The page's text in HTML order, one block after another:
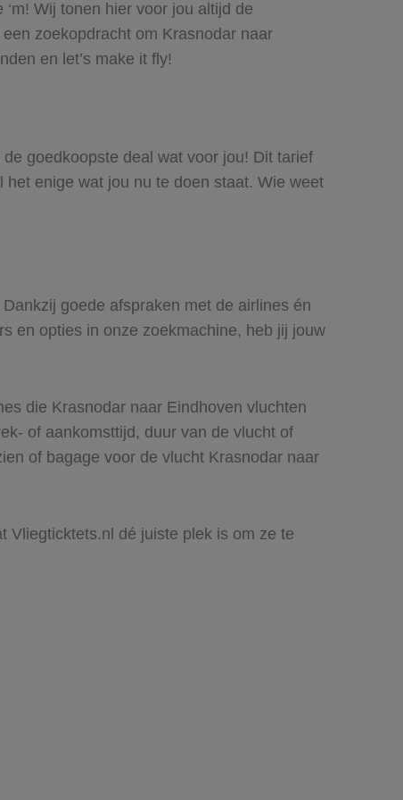
Wij tonen hier voor jou altijd de
zoekopdracht om Krasnodar naar
en let’s make it fly!
goedkoopste deal wat voor jou! Dit tarief
enige wat jou nu te doen staat. Wie weet
goede afspraken met de airlines én
en opties in onze zoekmachine, heb jij jouw
die Krasnodar naar Eindhoven vluchten
of aankomsttijd, duur van de vlucht of
of bagage voor de vlucht Krasnodar naar
Vliegticktets.nl dé juiste plek is om ze te